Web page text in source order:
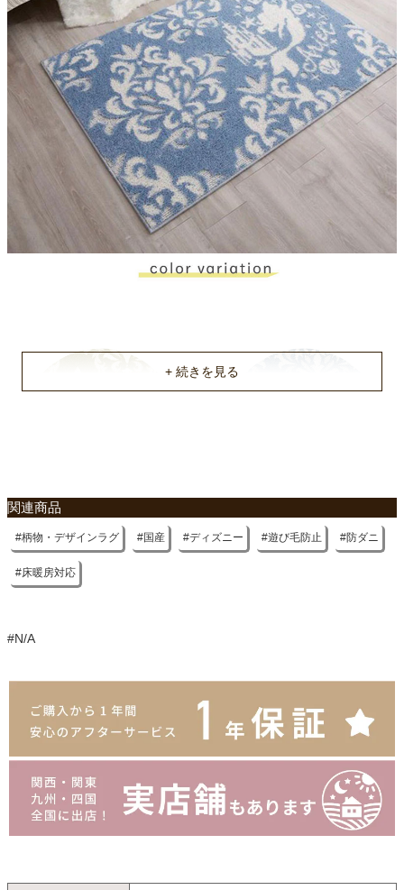
機能
防ダニ加工
機能
遊び毛防止
機能
ホットカーペット対応
国産
関連商品
柄物・デザインラグ 国産 ディズニー 遊び毛防止 防ダニ
床暖房対応
#N/A